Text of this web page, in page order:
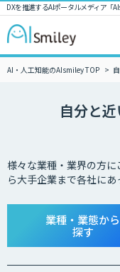
DXを推進するAIポータルメディア「
AI・人工知能のAIsmiley TOP
自分と
様々な業種・業界の方
ら大手企業まで各社にあ
業種・業態から
探す